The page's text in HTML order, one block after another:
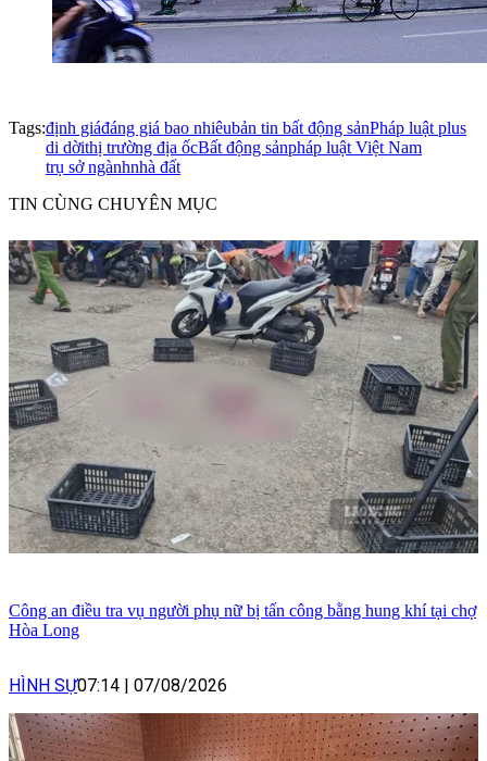
Tags:định giáđáng giá bao nhiêubản tin bất động sảnPháp luật plus
di dờithị trường địa ốcBất động sảnpháp luật Việt Nam
trụ sở ngànhnhà đất
TIN CÙNG CHUYÊN MỤC
Công an điều tra vụ người phụ nữ bị tấn công bằng hung khí tại chợ
Hòa Long
HÌNH SỰ07:14 | 07/08/2026